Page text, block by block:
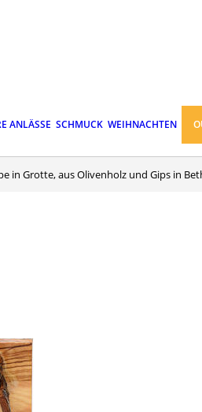
ANLÄSSE SCHMUCK WEIHNACHTEN
in Grotte, aus Olivenholz und Gips in